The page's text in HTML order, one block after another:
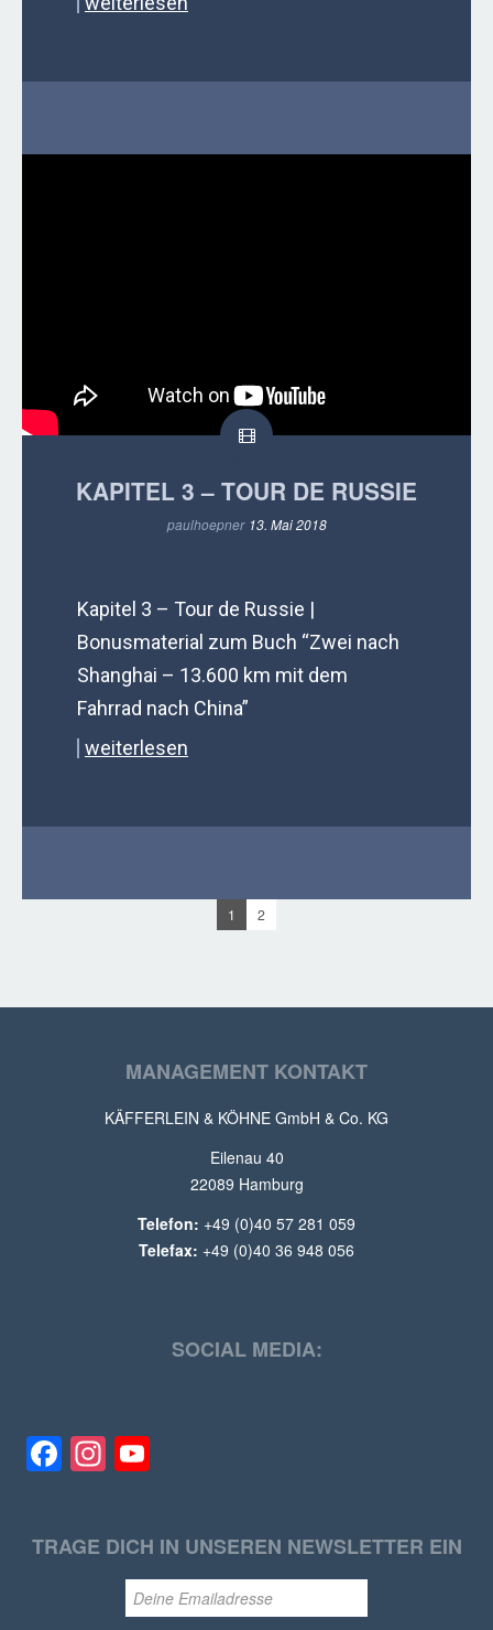
KAPITEL 3 – TOUR DE RUSSIE
paulhoepner 13. Mai 2018
Kapitel 3 – Tour de Russie |
Bonusmaterial zum Buch “Zwei nach
Shanghai – 13.600 km mit dem
Fahrrad nach China”
weiterlesen
1 2
MANAGEMENT KONTAKT
KÄFFERLEIN & KÖHNE GmbH & Co. KG
Eilenau 40
22089 Hamburg
Telefon: +49 (0)40 57 281 059
Telefax: +49 (0)40 36 948 056
SOCIAL MEDIA:
Facebook
Instagram
TRAGE DICH IN UNSEREN NEWSLETTER EIN